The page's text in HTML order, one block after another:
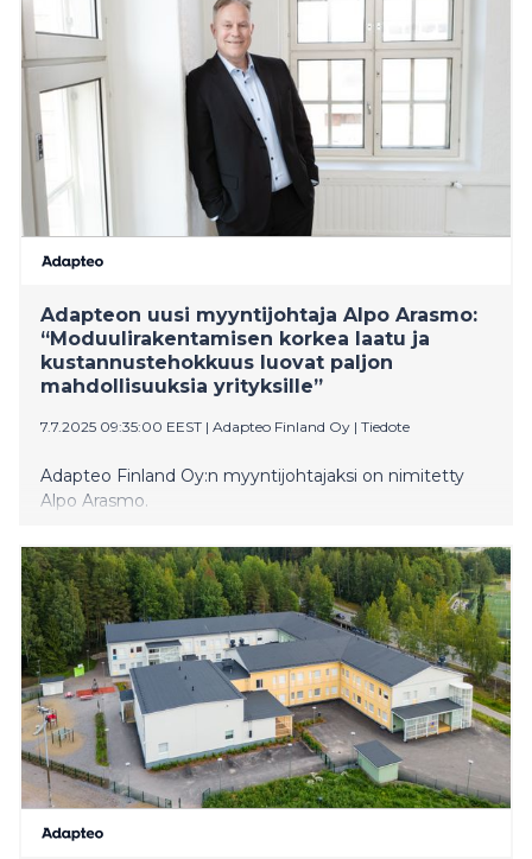
muunneltavia ja siirrettäviä tiloja hyvänä keinona
vähentää kuntien taloudellisia riskejä.
Adapteon uusi myyntijohtaja Alpo Arasmo:
“Moduulirakentamisen korkea laatu ja
kustannustehokkuus luovat paljon
mahdollisuuksia yrityksille”
7.7.2025 09:35:00 EEST | Adapteo Finland Oy | Tiedote
Adapteo Finland Oy:n myyntijohtajaksi on nimitetty
Alpo Arasmo.